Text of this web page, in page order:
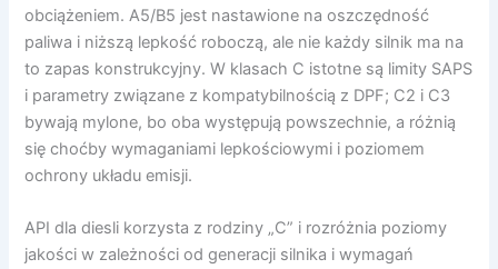
obciążeniem. A5/B5 jest nastawione na oszczędność
paliwa i niższą lepkość roboczą, ale nie każdy silnik ma na
to zapas konstrukcyjny. W klasach C istotne są limity SAPS
i parametry związane z kompatybilnością z DPF; C2 i C3
bywają mylone, bo oba występują powszechnie, a różnią
się choćby wymaganiami lepkościowymi i poziomem
ochrony układu emisji.
API dla diesli korzysta z rodziny „C” i rozróżnia poziomy
jakości w zależności od generacji silnika i wymagań